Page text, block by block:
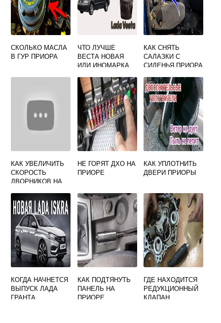
СКОЛЬКО МАСЛА
В ГУР ПРИОРА
ЧТО ЛУЧШЕ
ВЕСТА НОВАЯ
ИЛИ ИНОМАРКА
КАК СНЯТЬ
САЛАЗКИ С
СИДЕНЬЯ ПРИОРА
КАК УВЕЛИЧИТЬ
СКОРОСТЬ
ДВОРНИКОВ НА
НЕ ГОРЯТ ДХО НА
ПРИОРЕ
КАК УПЛОТНИТЬ
ДВЕРИ ПРИОРЫ
КОГДА НАЧНЕТСЯ
ВЫПУСК ЛАДА
ГРАНТА
КАК ПОДТЯНУТЬ
ПАНЕЛЬ НА
ПРИОРЕ
ГДЕ НАХОДИТСЯ
РЕДУКЦИОННЫЙ
КЛАПАН